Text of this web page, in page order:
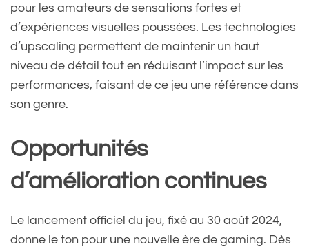
pour les amateurs de sensations fortes et
d’expériences visuelles poussées. Les technologies
d’upscaling permettent de maintenir un haut
niveau de détail tout en réduisant l’impact sur les
performances, faisant de ce jeu une référence dans
son genre.
Opportunités
d’amélioration continues
Le lancement officiel du jeu, fixé au 30 août 2024,
donne le ton pour une nouvelle ère de gaming. Dès